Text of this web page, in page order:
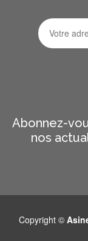
Abonnez-
nos
Copyright ©